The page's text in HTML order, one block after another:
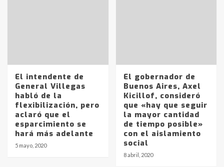
El intendente de
General Villegas
habló de la
flexibilización, pero
aclaró que el
esparcimiento se
hará más adelante
5 mayo, 2020
El gobernador de
Buenos Aires, Axel
Kicillof, consideró
que «hay que seguir
la mayor cantidad
de tiempo posible»
con el aislamiento
social
8 abril, 2020
5
Los precios de los combustibles en
La Pampa, desde YPF hasta Axion
entre 857 a 1338 pesos
6
La Bolsa de Cereales de Bahía
Blanca anticipa que Agosto vendrá
con lluvias y heladas, en gran parte